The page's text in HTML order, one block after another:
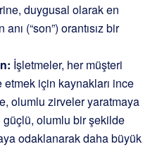
duygusal olarak en
(“son”) orantısız bir
İşletmeler, her müşteri
etmek için kaynakları ince
olumlu zirveler yaratmaya
olumlu bir şekilde
odaklanarak daha büyük